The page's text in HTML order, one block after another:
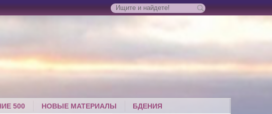
500 НОВЫЕ МАТЕРИАЛЫ БДЕНИЯ